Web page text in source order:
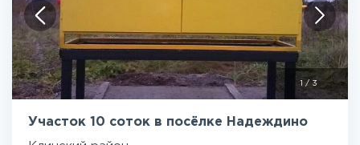
/ 3
Участок 10 соток в посёлке Надеждино